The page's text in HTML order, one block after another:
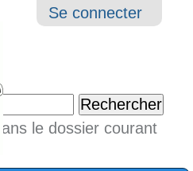
Outils
Se connecter
le dossier courant